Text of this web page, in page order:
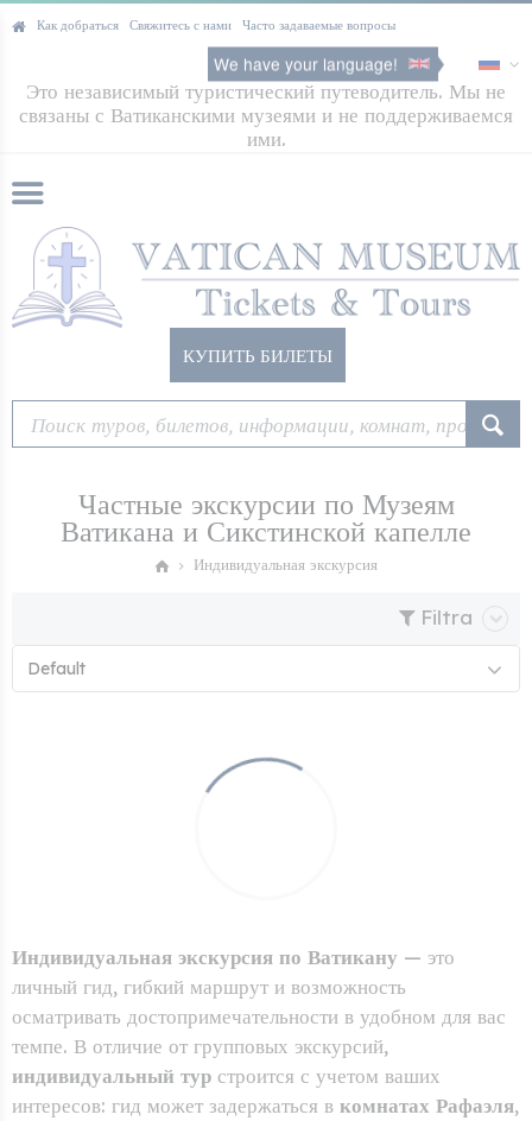
Как добраться Свяжитесь с нами Часто задаваемые вопросы
We have your language!
Это независимый туристический путеводитель. Мы не
связаны с Ватиканскими музеями и не поддерживаемся
ими.
КУПИТЬ БИЛЕТЫ
Частные экскурсии по Музеям
Ватикана и Сикстинской капелле
Индивидуальная экскурсия
Filtra
Default
Индивидуальная экскурсия по Ватикану — это
личный гид, гибкий маршрут и возможность
осматривать достопримечательности в удобном для вас
темпе. В отличие от групповых экскурсий,
индивидуальный тур строится с учетом ваших
интересов: гид может задержаться в комнатах Рафаэля,